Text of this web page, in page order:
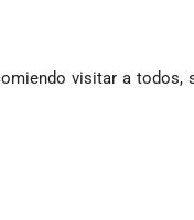
visitar a todos,